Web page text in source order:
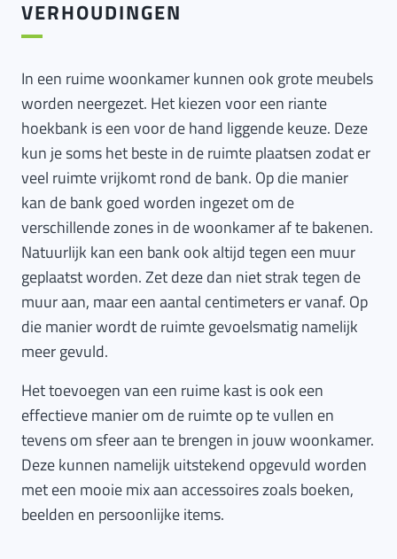
VERHOUDINGEN
In een ruime woonkamer kunnen ook grote meubels
worden neergezet. Het kiezen voor een riante
hoekbank is een voor de hand liggende keuze. Deze
kun je soms het beste in de ruimte plaatsen zodat er
veel ruimte vrijkomt rond de bank. Op die manier
kan de bank goed worden ingezet om de
verschillende zones in de woonkamer af te bakenen.
Natuurlijk kan een bank ook altijd tegen een muur
geplaatst worden. Zet deze dan niet strak tegen de
muur aan, maar een aantal centimeters er vanaf. Op
die manier wordt de ruimte gevoelsmatig namelijk
meer gevuld.
Het toevoegen van een ruime kast is ook een
effectieve manier om de ruimte op te vullen en
tevens om sfeer aan te brengen in jouw woonkamer.
Deze kunnen namelijk uitstekend opgevuld worden
met een mooie mix aan accessoires zoals boeken,
beelden en persoonlijke items.